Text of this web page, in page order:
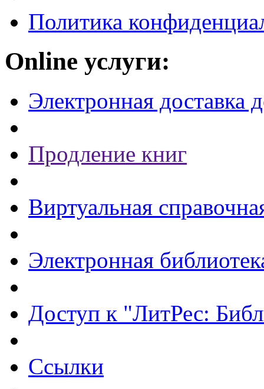
Политика
Online услуги:
Электронная доставка
Продление книг
Виртуальная
Электронная
Доступ к "ЛитРес:
Ссылки